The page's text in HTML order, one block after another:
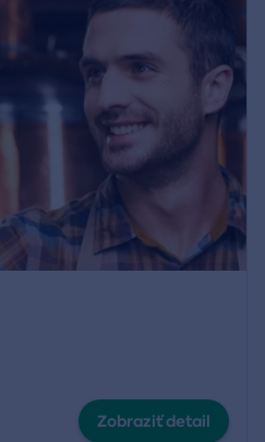
Zobraziť detail